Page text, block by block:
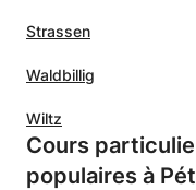
Strassen
Waldbillig
Wiltz
Cours
populaires à